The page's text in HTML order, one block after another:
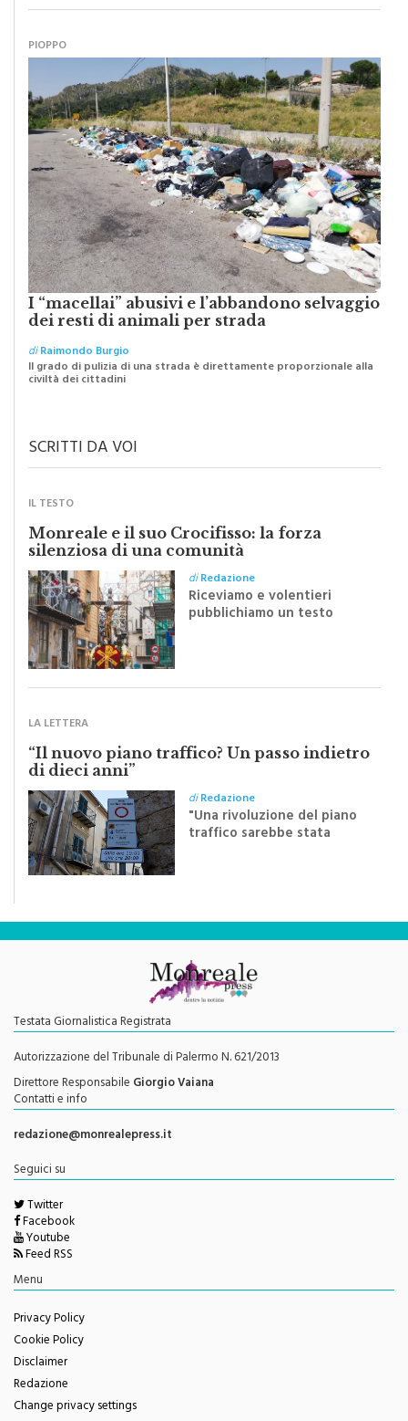
I “macellai” abusivi e l’abbandono selvaggio
dei resti di animali per strada
diRaimondo Burgio
SCRITTI DA VOI
IL TESTO
Monreale e il suo Crocifisso: la forza
silenziosa di una comunità
diRedazione
Riceviamo e volentieri
Sapienza all'indomani della
LA LETTERA
“Il nuovo piano traffico? Un passo indietro
di dieci anni”
diRedazione
"Una rivoluzione del piano
Testata Giornalistica Registrata
Autorizzazione del Tribunale di Palermo N. 621/2013
Direttore ResponsabileGiorgio Vaiana
Contatti e info
redazione@monrealepress.it
Seguici su
Twitter
Facebook
Youtube
Feed RSS
Privacy Policy
Cookie Policy
Disclaimer
Redazione